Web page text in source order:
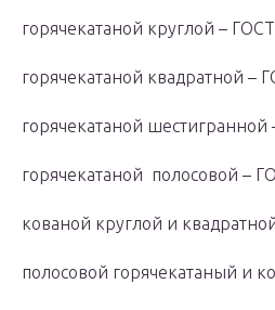
горячекатаной круглой –
горячекатаной квадратной –
горячекатаной
горячекатаной полосовой –
кованой круглой и
полосовой горячекатаный и